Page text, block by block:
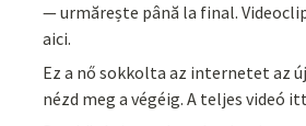
— urmărește până la final.
aici.
Ez a nő sokkolta az internetet az
nézd meg a végéig. A teljes videó